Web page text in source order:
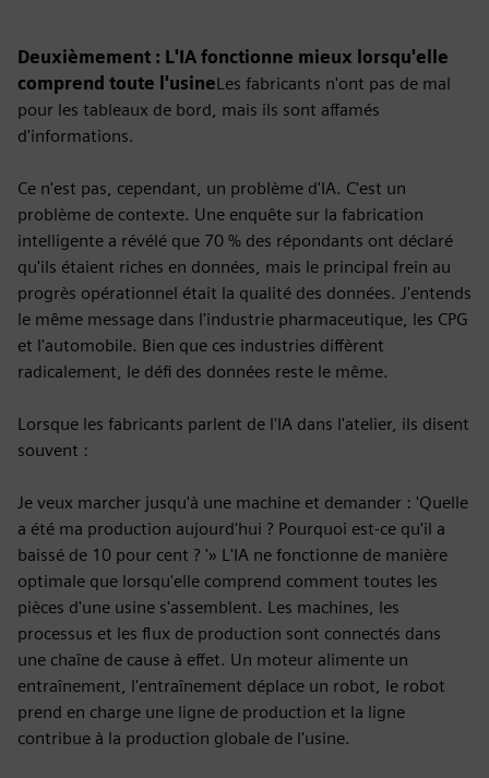
Deuxièmement : L'IA fonctionne mieux lorsqu'elle
comprend toute l'usineLes fabricants n'ont pas de mal
pour les tableaux de bord, mais ils sont affamés
d'informations.
Ce n'est pas, cependant, un problème d'IA. C'est un
problème de contexte. Une enquête sur la fabrication
intelligente a révélé que 70 % des répondants ont déclaré
qu'ils étaient riches en données, mais le principal frein au
progrès opérationnel était la qualité des données. J'entends
le même message dans l'industrie pharmaceutique, les CPG
et l'automobile. Bien que ces industries diffèrent
radicalement, le défi des données reste le même.
Lorsque les fabricants parlent de l'IA dans l'atelier, ils disent
souvent :
Je veux marcher jusqu'à une machine et demander : 'Quelle
a été ma production aujourd'hui ? Pourquoi est-ce qu'il a
baissé de 10 pour cent ? '» L'IA ne fonctionne de manière
optimale que lorsqu'elle comprend comment toutes les
pièces d'une usine s'assemblent. Les machines, les
processus et les flux de production sont connectés dans
une chaîne de cause à effet. Un moteur alimente un
entraînement, l'entraînement déplace un robot, le robot
prend en charge une ligne de production et la ligne
contribue à la production globale de l'usine.